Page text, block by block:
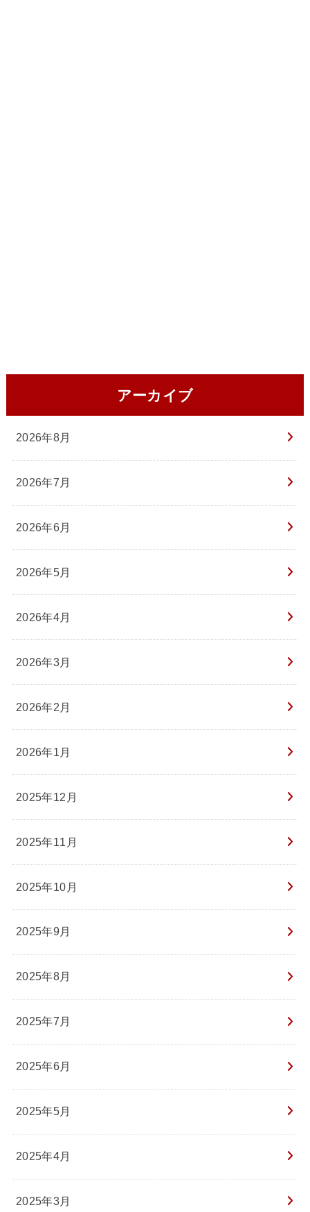
アーカイブ
2026年8月
2026年7月
2026年6月
2026年5月
2026年4月
2026年3月
2026年2月
2026年1月
2025年12月
2025年11月
2025年10月
2025年9月
2025年8月
2025年7月
2025年6月
2025年5月
2025年4月
2025年3月